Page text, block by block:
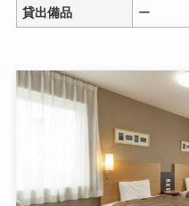
貸出備品 ー